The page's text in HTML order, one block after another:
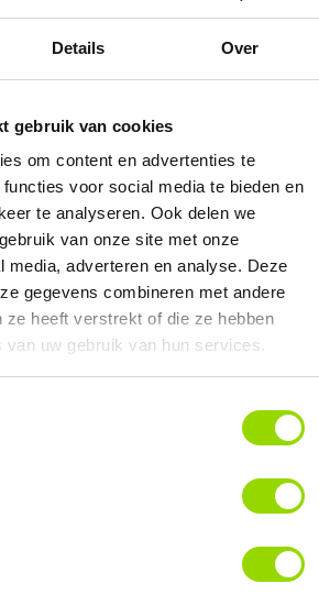
Details Over
gebruik van cookies
om content en advertenties te
voor social media te bieden en
te analyseren. Ook delen we
van onze site met onze
media, adverteren en analyse. Deze
gegevens combineren met andere
ze heeft verstrekt of die ze hebben
uw gebruik van hun services.
en leren realiseren wat echt